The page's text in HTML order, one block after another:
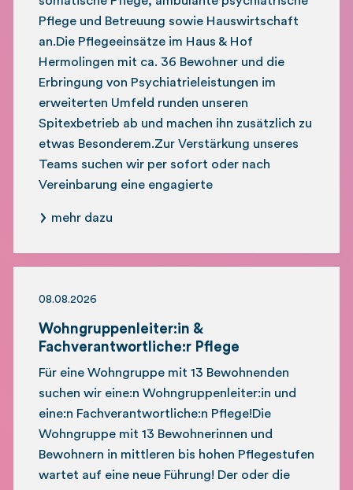
Pflege und Betreuung sowie Hauswirtschaft
an.Die Pflegeeinsätze im Haus & Hof
Hermolingen mit ca. 36 Bewohner und die
Erbringung von Psychiatrieleistungen im
erweiterten Umfeld runden unseren
Spitexbetrieb ab und machen ihn zusätzlich zu
etwas Besonderem.Zur Verstärkung unseres
Teams suchen wir per sofort oder nach
Vereinbarung eine engagierte
mehr dazu
08.08.2026
Wohngruppenleiter:in &
Fachverantwortliche:r Pflege
Für eine Wohngruppe mit 13 Bewohnenden
suchen wir eine:n Wohngruppenleiter:in und
eine:n Fachverantwortliche:n Pflege!Die
Wohngruppe mit 13 Bewohnerinnen und
Bewohnern in mittleren bis hohen Pflegestufen
wartet auf eine neue Führung! Der oder die